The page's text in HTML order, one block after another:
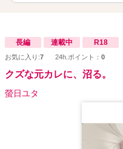
長編 連載中 R18
お気に入り:7 24h.ポイント： 0
クズな元カレに、沼る。
螢日ユタ